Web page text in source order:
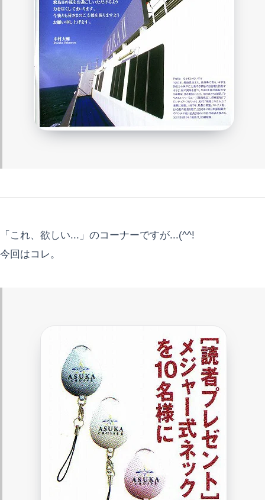
「これ、欲しい...」のコーナーですが...(^^!
今回はコレ。